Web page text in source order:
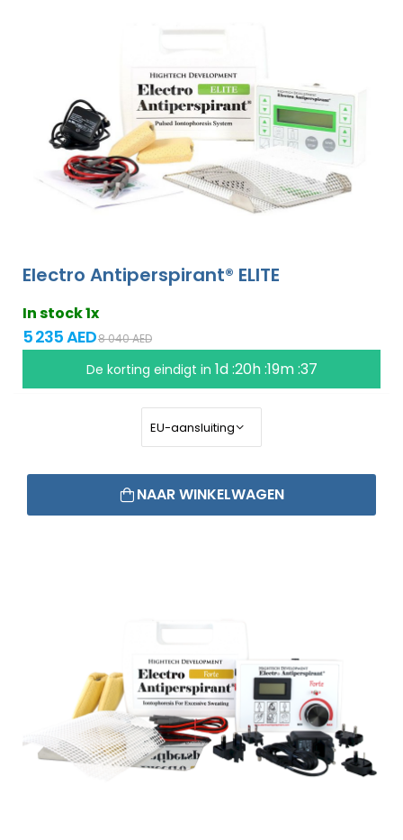
Electro Antiperspirant® ELITE
In stock 1x
5 235 AED8 040 AED
De korting eindigt in 1d :20h :19m :37
NAAR WINKELWAGEN